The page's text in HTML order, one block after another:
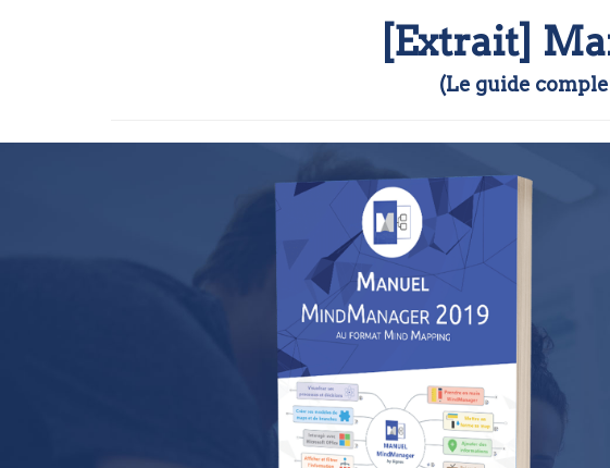
[Extrait]
(Le guide